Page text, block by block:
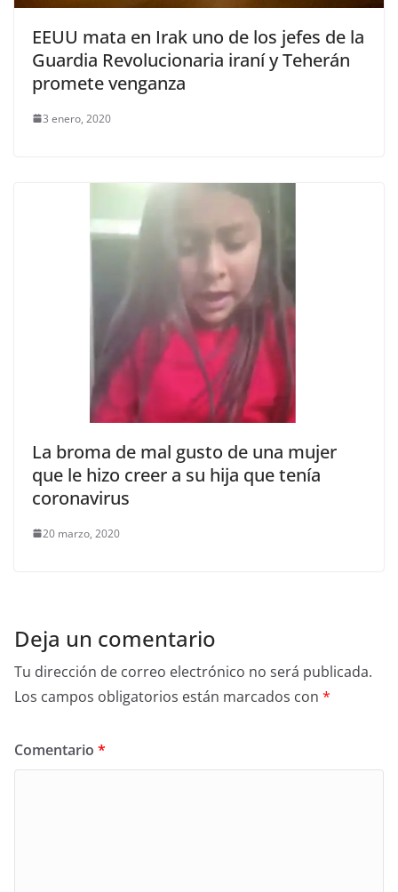
EEUU mata en Irak uno de los jefes de la
Guardia Revolucionaria iraní y Teherán
promete venganza
3 enero, 2020
La broma de mal gusto de una mujer
que le hizo creer a su hija que tenía
coronavirus
20 marzo, 2020
Deja un comentario
Tu dirección de correo electrónico no será publicada.
Los campos obligatorios están marcados con *
Comentario *